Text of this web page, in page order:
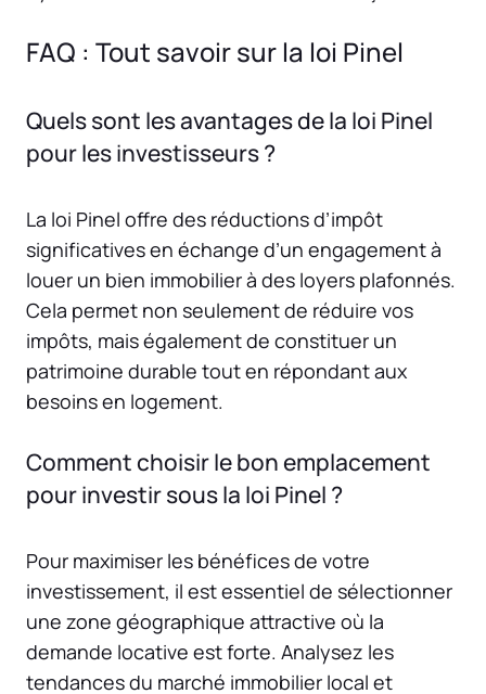
FAQ : Tout savoir sur la loi Pinel
Quels sont les avantages de la loi Pinel
pour les investisseurs ?
La loi Pinel offre des réductions d’impôt
significatives en échange d’un engagement à
louer un bien immobilier à des loyers plafonnés.
Cela permet non seulement de réduire vos
impôts, mais également de constituer un
patrimoine durable tout en répondant aux
besoins en logement.
Comment choisir le bon emplacement
pour investir sous la loi Pinel ?
Pour maximiser les bénéfices de votre
investissement, il est essentiel de sélectionner
une zone géographique attractive où la
demande locative est forte. Analysez les
tendances du marché immobilier local et